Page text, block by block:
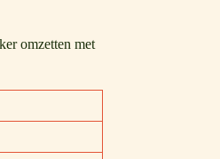
omzetten met